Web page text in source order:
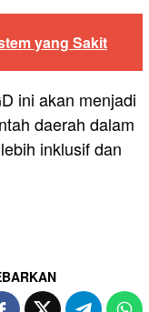
yang Sakit
ini akan menjadi
daerah dalam
inklusif dan